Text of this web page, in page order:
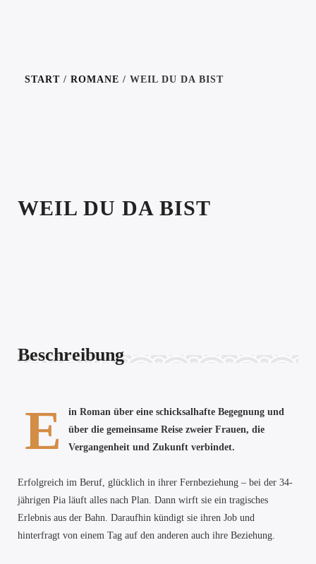
START / ROMANE / WEIL DU DA BIST
WEIL DU DA BIST
Beschreibung
E
in Roman über eine schicksalhafte Begegnung und
über die gemeinsame Reise zweier Frauen, die
Vergangenheit und Zukunft verbindet.
Erfolgreich im Beruf, glücklich in ihrer Fernbeziehung – bei der 34-
jährigen Pia läuft alles nach Plan. Dann wirft sie ein tragisches
Erlebnis aus der Bahn. Daraufhin kündigt sie ihren Job und
hinterfragt von einem Tag auf den anderen auch ihre Beziehung.